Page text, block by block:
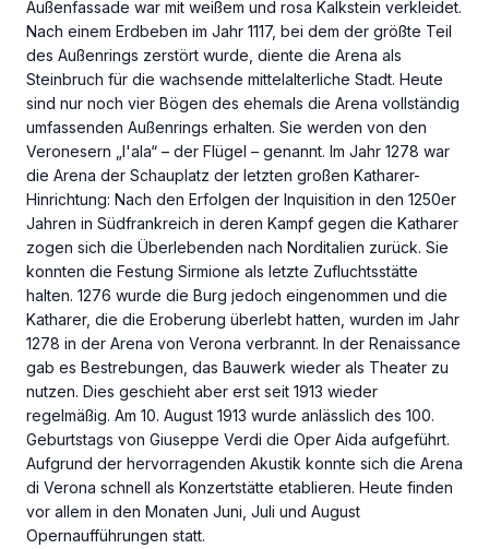
Außenfassade war mit weißem und rosa Kalkstein verkleidet.
Nach einem Erdbeben im Jahr 1117, bei dem der größte Teil
des Außenrings zerstört wurde, diente die Arena als
Steinbruch für die wachsende mittelalterliche Stadt. Heute
sind nur noch vier Bögen des ehemals die Arena vollständig
umfassenden Außenrings erhalten. Sie werden von den
Veronesern „l'ala“ – der Flügel – genannt. Im Jahr 1278 war
die Arena der Schauplatz der letzten großen Katharer-
Hinrichtung: Nach den Erfolgen der Inquisition in den 1250er
Jahren in Südfrankreich in deren Kampf gegen die Katharer
zogen sich die Überlebenden nach Norditalien zurück. Sie
konnten die Festung Sirmione als letzte Zufluchtsstätte
halten. 1276 wurde die Burg jedoch eingenommen und die
Katharer, die die Eroberung überlebt hatten, wurden im Jahr
1278 in der Arena von Verona verbrannt. In der Renaissance
gab es Bestrebungen, das Bauwerk wieder als Theater zu
nutzen. Dies geschieht aber erst seit 1913 wieder
regelmäßig. Am 10. August 1913 wurde anlässlich des 100.
Geburtstags von Giuseppe Verdi die Oper Aida aufgeführt.
Aufgrund der hervorragenden Akustik konnte sich die Arena
di Verona schnell als Konzertstätte etablieren. Heute finden
vor allem in den Monaten Juni, Juli und August
Opernaufführungen statt.